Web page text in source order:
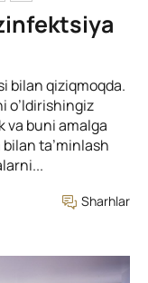
bilan qiziqmoqda.
o’ldirishingiz
va buni amalga
ta’minlash
Sharhlar